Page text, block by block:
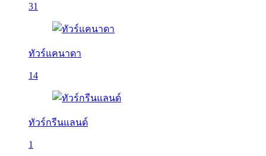
31
ทัวร์แคนาดา
14
ทัวร์กรีนแลนด์
1